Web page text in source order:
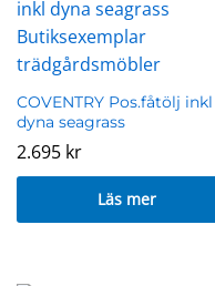
COVENTRY Pos.fåtölj inkl
dyna seagrass
2.695 kr
Läs mer